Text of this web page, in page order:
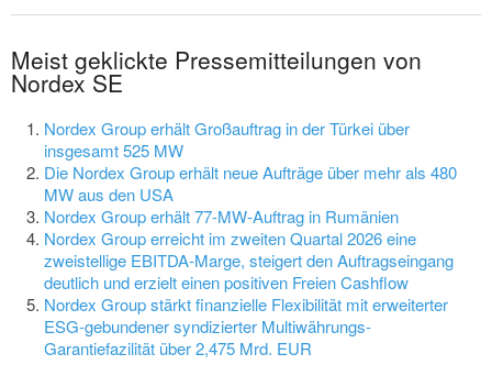
Meist geklickte Pressemitteilungen von
Nordex SE
Nordex Group erhält Großauftrag in der Türkei über
insgesamt 525 MW
Die Nordex Group erhält neue Aufträge über mehr als 480
MW aus den USA
Nordex Group erhält 77-MW-Auftrag in Rumänien
Nordex Group erreicht im zweiten Quartal 2026 eine
zweistellige EBITDA-Marge, steigert den Auftragseingang
deutlich und erzielt einen positiven Freien Cashflow
Nordex Group stärkt finanzielle Flexibilität mit erweiterter
ESG-gebundener syndizierter Multiwährungs-
Garantiefazilität über 2,475 Mrd. EUR